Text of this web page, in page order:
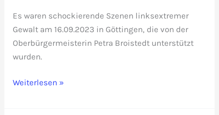
Es waren schockierende Szenen linksextremer
Gewalt am 16.09.2023 in Göttingen, die von der
Oberbürgermeisterin Petra Broistedt unterstützt
wurden.
Offener
Weiterlesen »